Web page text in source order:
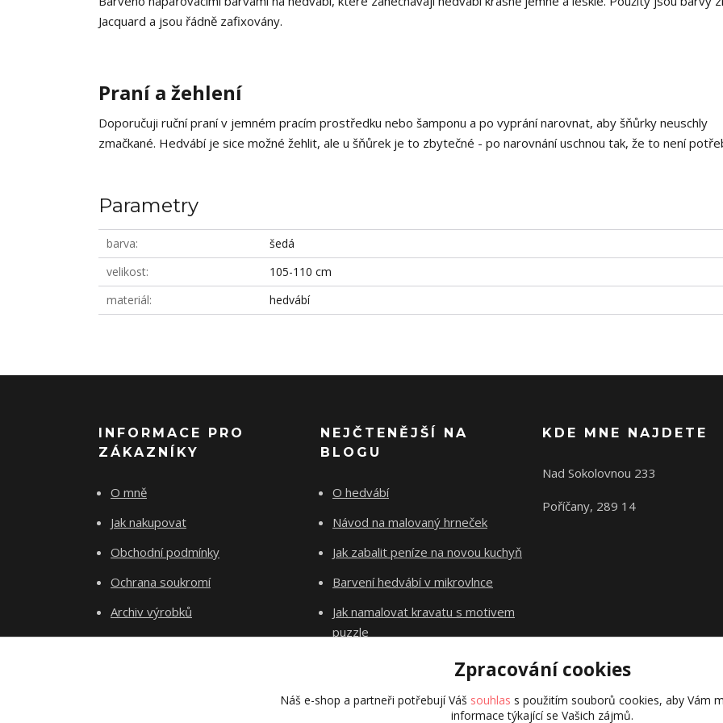
Jacquard a jsou řádně zafixovány.
Praní a žehlení
Doporučuji ruční praní v jemném pracím prostředku nebo šamponu a po vyprání narovnat, aby šňůrky neuschly
zmačkané. Hedvábí je sice možné žehlit, ale u šňůrek je to zbytečné - po narovnání uschnou tak, že to není
Parametry
barva
šedá
velikost
105-110 cm
materiál
hedvábí
INFORMACE PRO
ZÁKAZNÍKY
O mně
Jak nakupovat
Obchodní podmínky
Ochrana soukromí
Archiv výrobků
Kontakty
NEJČTENĚJŠÍ NA
BLOGU
O hedvábí
Návod na malovaný hrneček
Jak zabalit peníze na novou kuchyň
Barvení hedvábí v mikrovlnce
Jak namalovat kravatu s motivem
puzzle
KDE MNE NAJDETE
Nad Sokolovnou 233
Poříčany, 289 14
Původní stránky
Zpracování cookies
Náš e-shop a partneři potřebují Váš souhlas s použitím souborů cookies, aby Vám
informace týkající se Vašich zájmů.